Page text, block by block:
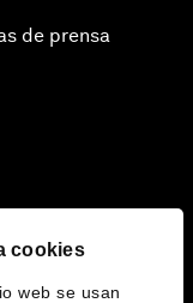
cookies
web se usan
de prensa